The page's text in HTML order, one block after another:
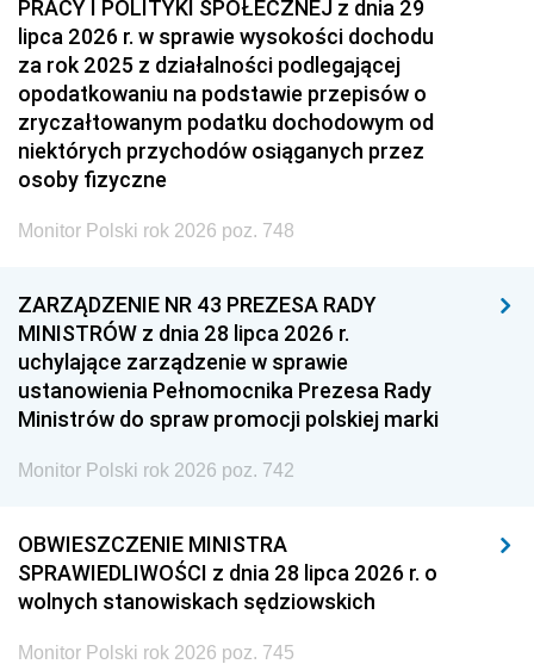
PRACY I POLITYKI SPOŁECZNEJ z dnia 29
lipca 2026 r. w sprawie wysokości dochodu
za rok 2025 z działalności podlegającej
opodatkowaniu na podstawie przepisów o
zryczałtowanym podatku dochodowym od
niektórych przychodów osiąganych przez
osoby fizyczne
Monitor Polski rok 2026 poz. 748
ZARZĄDZENIE NR 43 PREZESA RADY
MINISTRÓW z dnia 28 lipca 2026 r.
uchylające zarządzenie w sprawie
ustanowienia Pełnomocnika Prezesa Rady
Ministrów do spraw promocji polskiej marki
Monitor Polski rok 2026 poz. 742
OBWIESZCZENIE MINISTRA
SPRAWIEDLIWOŚCI z dnia 28 lipca 2026 r. o
wolnych stanowiskach sędziowskich
Monitor Polski rok 2026 poz. 745